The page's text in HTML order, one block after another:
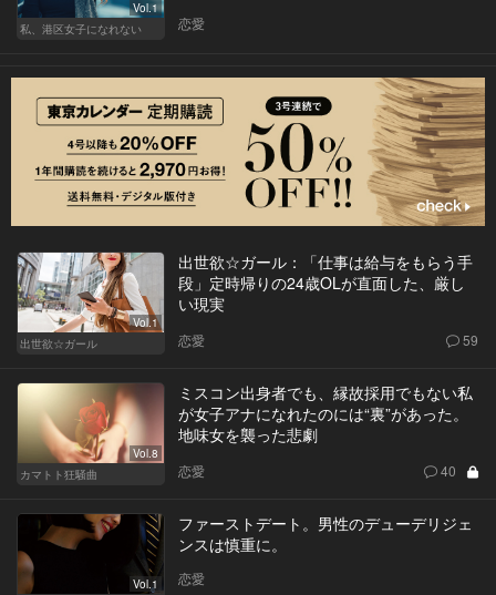
Vol.1
私、港区女子になれない
恋愛
Vol.1
出世欲☆ガール
出世欲☆ガール：「仕事は給与をもらう手
段」定時帰りの24歳OLが直面した、厳し
い現実
恋愛 59
Vol.8
カマトト狂騒曲
ミスコン出身者でも、縁故採用でもない私
が女子アナになれたのには“裏”があった。
地味女を襲った悲劇
恋愛 40
Vol.1
ファーストデート。男性のデューデリジェ
ンスは慎重に。
恋愛